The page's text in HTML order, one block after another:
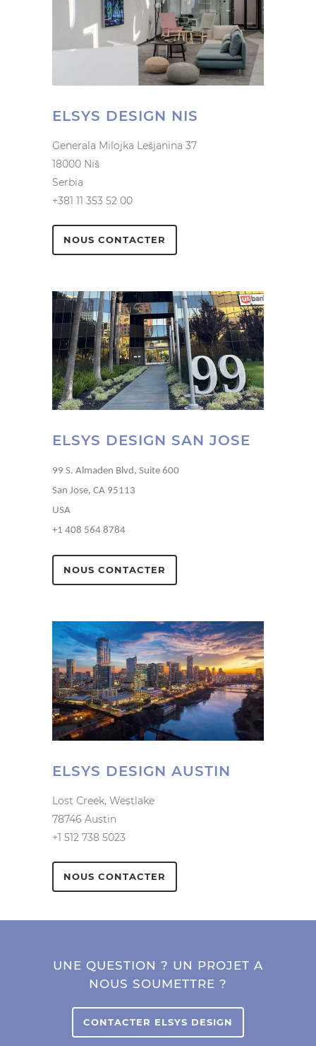
ELSYS DESIGN NIS
Generala Milojka Lešjanina 37
18000 Niš
Serbia
+381 11 353 52 00
NOUS CONTACTER
ELSYS DESIGN SAN JOSE
99 S. Almaden Blvd, Suite 600
San Jose, CA 95113
USA
+1 408 564 8784
NOUS CONTACTER
ELSYS DESIGN AUSTIN
Lost Creek, Westlake
78746 Austin
+1 512 738 5023
NOUS CONTACTER
UNE QUESTION ? UN PROJET A
NOUS SOUMETTRE ?
CONTACTER ELSYS DESIGN